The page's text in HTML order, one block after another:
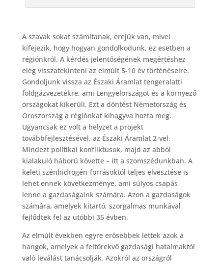
A szavak sokat számítanak, erejük van, mivel
kifejezik, hogy hogyan gondolkodunk, ez esetben a
régiónkról. A kérdés jelentőségének megértéshez
elég visszatekinteni az elmúlt 5-10 év történéseire.
Gondoljunk vissza az Északi Áramlat tengeralatti
földgázvezetékre, ami Lengyelországot és a környező
országokat kikerüli. Ezt a döntést Németország és
Oroszország a régiónkat kihagyva hozta meg.
Ugyancsak ez volt a helyzet a projekt
továbbfejlesztésével, az Északi Áramlat 2-vel.
Mindezt politikai konfliktusok, majd az abból
kialakuló háború követte – itt a szomszédunkban. A
keleti szénhidrogén-forrásoktól teljes elvesztése is
lehet ennek következménye, ami súlyos csapás
lenne a gazdaságaink számára. Azon a gazdaságok
számára, amelyek kitartó, szorgalmas munkával
fejlődtek fel az utóbbi 35 évben.
Az elmúlt években egyre erősebbek lettek azok a
hangok, amelyek a feltörekvő gazdasági hatalmaktól
való leválást tanácsolják. Azokról az országról